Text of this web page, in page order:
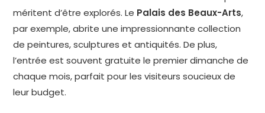
méritent d’être explorés. Le Palais des Beaux-Arts,
par exemple, abrite une impressionnante collection
de peintures, sculptures et antiquités. De plus,
l’entrée est souvent gratuite le premier dimanche de
chaque mois, parfait pour les visiteurs soucieux de
leur budget.